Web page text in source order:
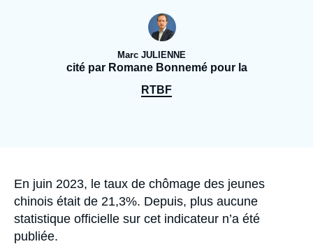
Se connecter
Marc JULIENNE
cité par Romane Bonnemé pour la
RTBF
Accroche
En juin 2023, le taux de chômage des jeunes
chinois était de 21,3%. Depuis, plus aucune
statistique officielle sur cet indicateur n’a été
publiée.